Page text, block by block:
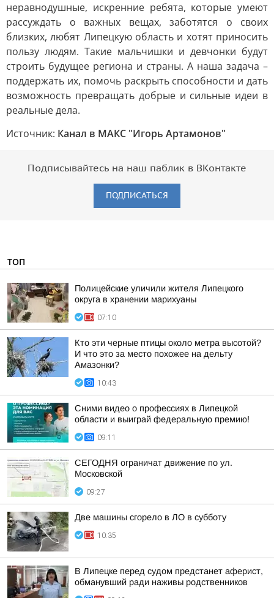
неравнодушные, искренние ребята, которые умеют
рассуждать о важных вещах, заботятся о своих
близких, любят Липецкую область и хотят приносить
пользу людям. Такие мальчишки и девчонки будут
строить будущее региона и страны. А наша задача –
поддержать их, помочь раскрыть способности и дать
возможность превращать добрые и сильные идеи в
реальные дела.
Источник: Канал в МАКС "Игорь Артамонов"
Подписывайтесь на наш паблик в ВКонтакте
ПОДПИСАТЬСЯ
ТОП
Полицейские уличили жителя Липецкого
округа в хранении марихуаны
07:10
Кто эти черные птицы около метра высотой?
И что это за место похожее на дельту
Амазонки?
10:43
Сними видео о профессиях в Липецкой
области и выиграй федеральную премию!
09:11
СЕГОДНЯ ограничат движение по ул.
Московской
09:27
Две машины сгорело в ЛО в субботу
10:35
В Липецке перед судом предстанет аферист,
обманувший ради наживы родственников